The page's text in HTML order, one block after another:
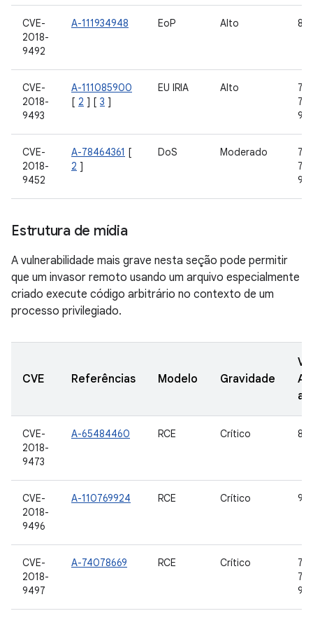
CVE-
2018-
9492
A-111934948 EoP Alto
CVE-
2018-
9493
A-111085900
[ 2 ] [ 3 ]
EU IRIA Alto
9
CVE-
2018-
9452
A-78464361 [
2 ]
DoS Moderado
9
Estrutura de mídia
A vulnerabilidade mais grave nesta seção pode permitir
que um invasor remoto usando um arquivo especialmente
criado execute código arbitrário no contexto de um
processo privilegiado.
CVE Referências Modelo Gravidade
CVE-
2018-
9473
A-65484460 RCE Crítico 8,0
CVE-
2018-
9496
A-110769924 RCE Crítico 9
CVE-
2018-
9497
A-74078669 RCE Crítico
9